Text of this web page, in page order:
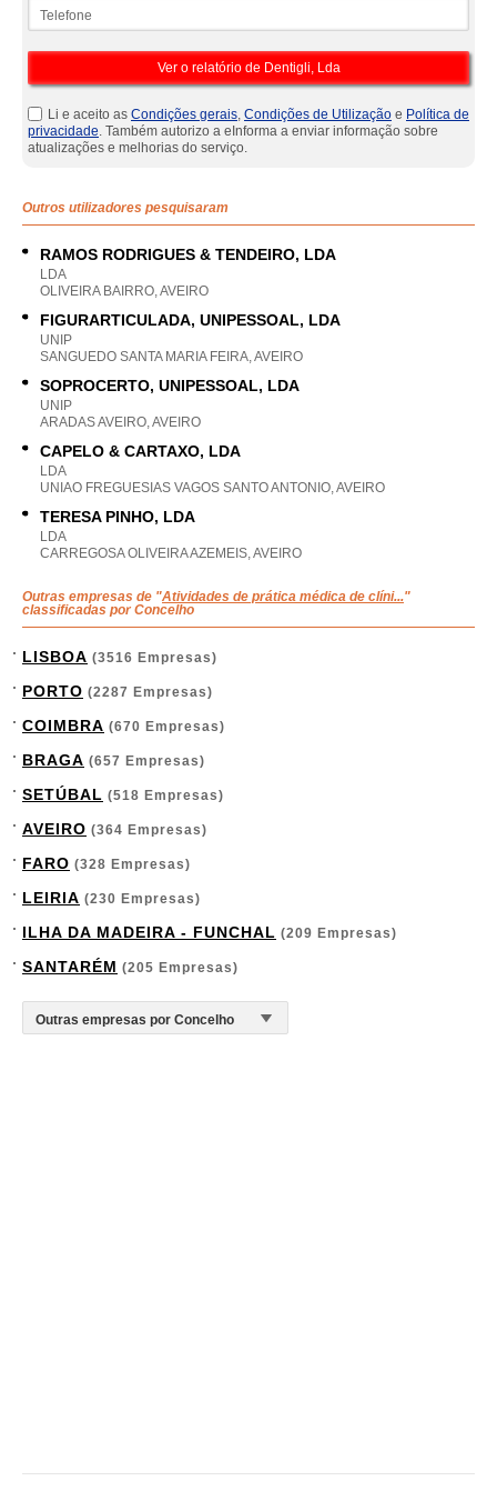
Li e aceito as Condições gerais, Condições de Utilização e Política de
privacidade. Também autorizo a eInforma a enviar informação sobre
atualizações e melhorias do serviço.
Outros utilizadores pesquisaram
RAMOS RODRIGUES & TENDEIRO, LDA
LDA
OLIVEIRA BAIRRO, AVEIRO
FIGURARTICULADA, UNIPESSOAL, LDA
UNIP
SANGUEDO SANTA MARIA FEIRA, AVEIRO
SOPROCERTO, UNIPESSOAL, LDA
UNIP
ARADAS AVEIRO, AVEIRO
CAPELO & CARTAXO, LDA
LDA
UNIAO FREGUESIAS VAGOS SANTO ANTONIO, AVEIRO
TERESA PINHO, LDA
LDA
CARREGOSA OLIVEIRA AZEMEIS, AVEIRO
Outras empresas de "Atividades de prática médica de clíni..."
classificadas por Concelho
LISBOA (3516 Empresas)
PORTO (2287 Empresas)
COIMBRA (670 Empresas)
BRAGA (657 Empresas)
SETÚBAL (518 Empresas)
AVEIRO (364 Empresas)
FARO (328 Empresas)
LEIRIA (230 Empresas)
ILHA DA MADEIRA - FUNCHAL (209 Empresas)
SANTARÉM (205 Empresas)